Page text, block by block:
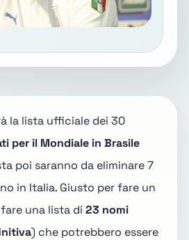
la lista ufficiale dei 30
per il Mondiale in Brasile
poi saranno da eliminare 7
in Italia. Giusto per fare un
una lista di 23 nomi
) che potrebbero essere